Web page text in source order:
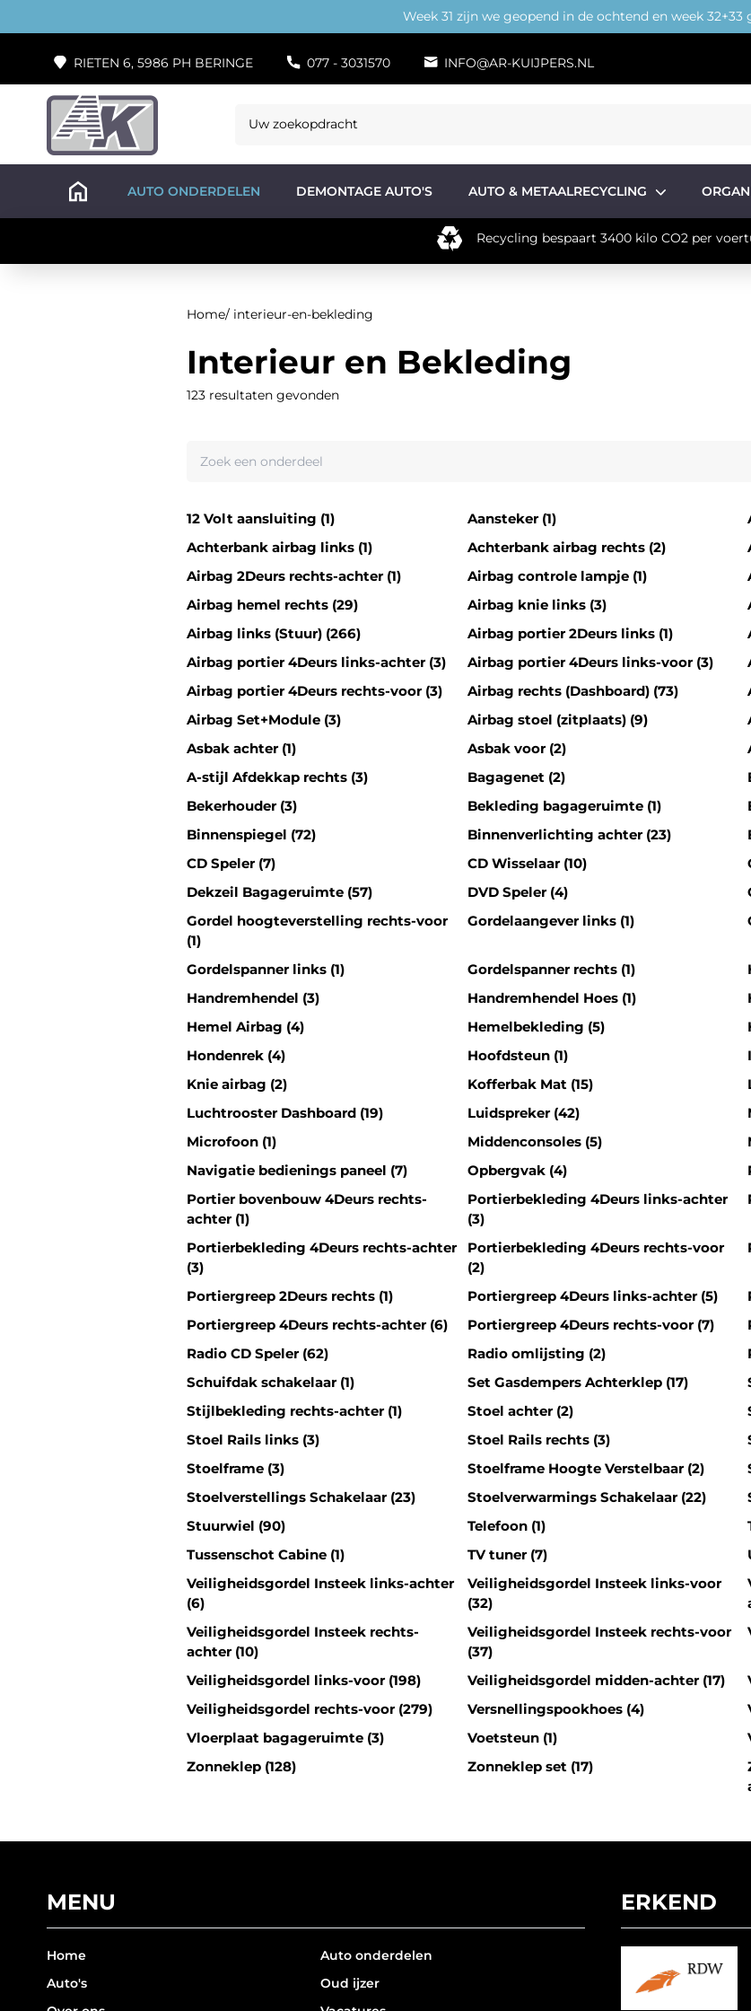
Week 31 zijn we geopend in de ochtend en week 32+33
RIETEN 6, 5986 PH BERINGE 077 - 3031570 INFO@AR-KUIJPERS.NL
AUTO ONDERDELEN DEMONTAGE AUTO'S AUTO & METAALRECYCLING
Recycling bespaart 3400 kilo CO2 per
Home/ interieur-en-bekleding
Interieur en Bekleding
123 resultaten gevonden
12 Volt aansluiting (1) Aansteker (1)
Achterbank airbag links (1)
Achterbank airbag rechts (2)
Airbag 2Deurs rechts-achter (1)
Airbag controle lampje (1)
Airbag hemel rechts (29)
Airbag knie links (3)
Airbag links (Stuur) (266)
Airbag portier 2Deurs links (1)
Airbag portier 4Deurs links-achter (3)
Airbag portier 4Deurs links-voor (3)
Airbag portier 4Deurs rechts-voor (3)
Airbag rechts (Dashboard) (73)
Airbag Set+Module (3)
Airbag stoel (zitplaats) (9)
Asbak achter (1)
Asbak voor (2)
A-stijl Afdekkap rechts (3)
Bagagenet (2)
Bekerhouder (3)
Bekleding bagageruimte (1)
Binnenspiegel (72)
Binnenverlichting achter (23)
CD Speler (7)
CD Wisselaar (10)
Dekzeil Bagageruimte (57)
DVD Speler (4)
Gordel hoogteverstelling rechts-voor
(1)
Gordelaangever links (1)
Gordelspanner links (1) Gordelspanner rechts (1)
Handremhendel (3)
Handremhendel Hoes (1)
Hemel Airbag (4)
Hemelbekleding (5)
Hondenrek (4)
Hoofdsteun (1)
Knie airbag (2)
Kofferbak Mat (15)
Luchtrooster Dashboard (19)
Luidspreker (42)
Microfoon (1)
Middenconsoles (5)
Navigatie bedienings paneel (7)
Opbergvak (4)
Portier bovenbouw 4Deurs rechts-
achter (1)
Portierbekleding 4Deurs links-achter
(3)
Portierbekleding 4Deurs rechts-achter
(3)
Portierbekleding 4Deurs rechts-voor
(2)
Portiergreep 2Deurs rechts (1) Portiergreep 4Deurs links-achter (5)
Portiergreep 4Deurs rechts-achter (6)
Portiergreep 4Deurs rechts-voor (7)
Radio CD Speler (62)
Radio omlijsting (2)
Schuifdak schakelaar (1)
Set Gasdempers Achterklep (17)
Stijlbekleding rechts-achter (1)
Stoel achter (2)
Stoel Rails links (3)
Stoel Rails rechts (3)
Stoelframe (3)
Stoelframe Hoogte Verstelbaar (2)
Stoelverstellings Schakelaar (23)
Stoelverwarmings Schakelaar (22)
Stuurwiel (90)
Telefoon (1)
Tussenschot Cabine (1)
TV tuner (7)
Veiligheidsgordel Insteek links-achter
(6)
Veiligheidsgordel Insteek links-voor
(32)
Veiligheidsgordel Insteek rechts-
achter (10)
Veiligheidsgordel Insteek rechts-voor
(37)
Veiligheidsgordel links-voor (198) Veiligheidsgordel midden-achter (17)
Veiligheidsgordel rechts-voor (279)
Versnellingspookhoes (4)
Vloerplaat bagageruimte (3)
Voetsteun (1)
Zonneklep (128)
Zonneklep set (17)
MENU
Home
Auto onderdelen
Auto's
Oud ijzer
ERKEND